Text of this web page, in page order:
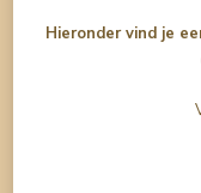
Hieronder vind je